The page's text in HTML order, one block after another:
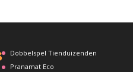
Dobbelspel Tienduizenden
Pranamat Eco